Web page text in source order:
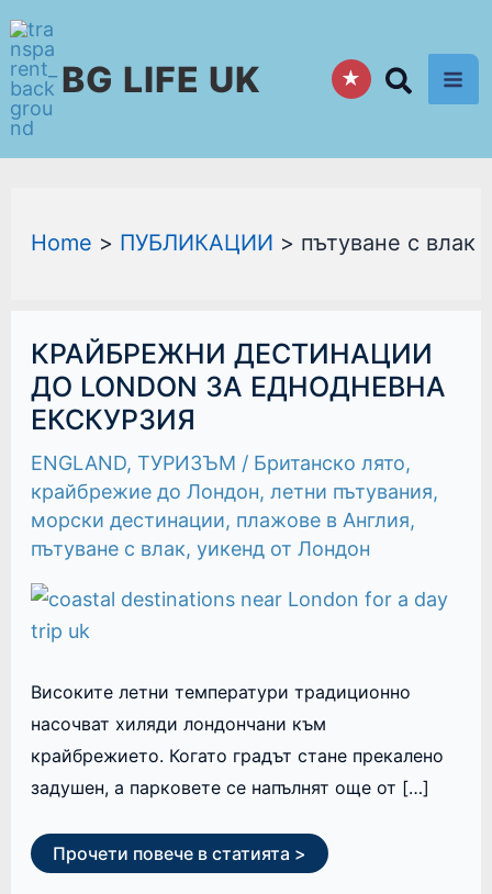
Skip
to
contentBG LIFE UK ★
Home ПУБЛИКАЦИИ пътуване с влак
КРАЙБРЕЖНИ ДЕСТИНАЦИИ
ДО LONDON ЗА ЕДНОДНЕВНА
ЕКСКУРЗИЯ
ENGLAND, ТУРИЗЪМ / Британско лято,
крайбрежие до Лондон, летни пътувания,
морски дестинации, плажове в Англия,
пътуване с влак, уикенд от Лондон
Високите летни температури традиционно
насочват хиляди лондончани към
крайбрежието. Когато градът стане прекалено
задушен, а парковете се напълнят още от […]
КРАЙБРЕЖНИ
ДЕСТИНАЦИИ
ДО
LONDON
ЗА
ЕДНОДНЕВНА
ЕКСКУРЗИЯ
Прочети повече в статията >